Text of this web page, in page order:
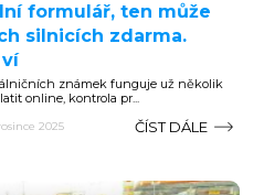
formulář, ten může
silnicích zdarma.
známek funguje už několik
online, kontrola pr...
2025 ČÍST DÁLE